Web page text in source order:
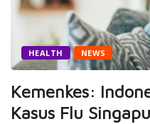
HEALTH NEWS
Kemenkes:
Kasus Flu